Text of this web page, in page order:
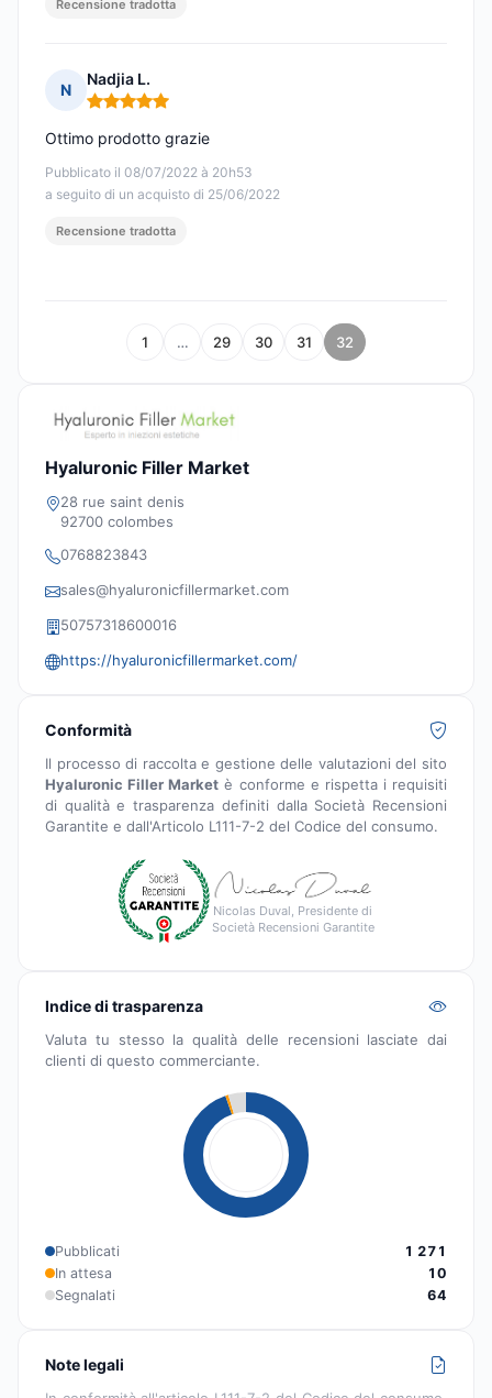
Recensione tradotta
N
Nadjia L.
Nota: 5 su 5
Pubblicato il 08/07/2022 à 20h53
a seguito di un acquisto di 25/06/2022
Ottimo prodotto grazie
Recensione tradotta
1 … 29 30 31 32
Hyaluronic Filler Market
28 rue saint denis
92700 colombes
0768823843
sales@hyaluronicfillermarket.com
50757318600016
https://hyaluronicfillermarket.com/
Conformità
Il processo di raccolta e gestione delle valutazioni del sito
Hyaluronic Filler Market è conforme e rispetta i requisiti
di qualità e trasparenza definiti dalla Società Recensioni
Garantite e dall'Articolo L111-7-2 del Codice del consumo.
Nicolas Duval, Presidente di
Società Recensioni Garantite
Indice di trasparenza
Valuta tu stesso la qualità delle recensioni lasciate dai
clienti di questo commerciante.
Pubblicati
1 271
In attesa
10
Segnalati
64
Note legali